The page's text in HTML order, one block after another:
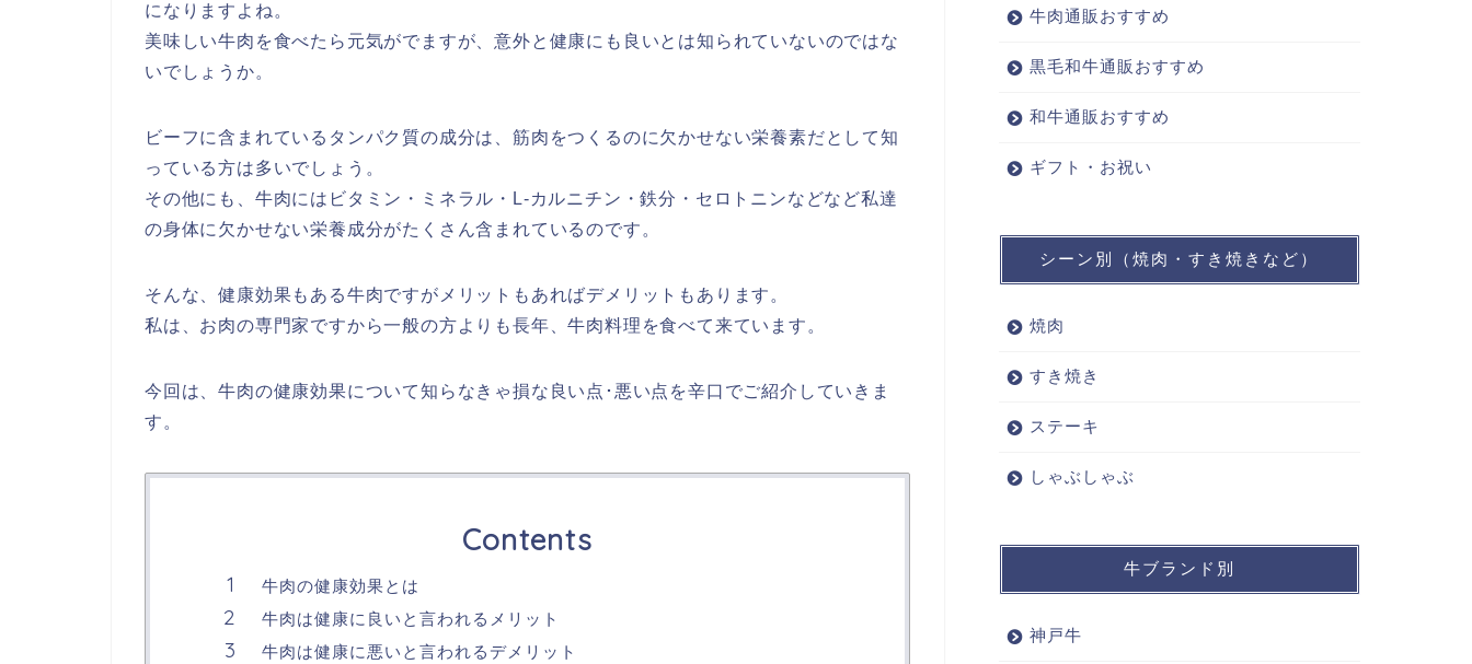
になりますよね。
美味しい牛肉を食べたら元気がでますが、意外と健康にも良いとは知られていないのではな
いでしょうか。
ビーフに含まれているタンパク質の成分は、筋肉をつくるのに欠かせない栄養素だとして知
っている方は多いでしょう。
その他にも、牛肉にはビタミン・ミネラル・L-カルニチン・鉄分・セロトニンなどなど私達
の身体に欠かせない栄養成分がたくさん含まれているのです。
そんな、健康効果もある牛肉ですがメリットもあればデメリットもあります。
私は、お肉の専門家ですから一般の方よりも長年、牛肉料理を食べて来ています。
今回は、牛肉の健康効果について知らなきゃ損な良い点･悪い点を辛口でご紹介していきま
す。
Contents
牛肉の健康効果とは
牛肉は健康に良いと言われるメリット
牛肉は健康に悪いと言われるデメリット
牛肉通販おすすめ
黒毛和牛通販おすすめ
和牛通販おすすめ
ギフト・お祝い
シーン別（焼肉・すき焼きなど）
焼肉
すき焼き
ステーキ
しゃぶしゃぶ
牛ブランド別
神戸牛